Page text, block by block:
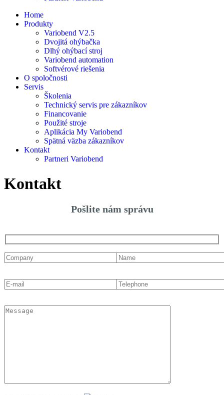
Home
Produkty
Variobend V2.5
Dvojitá ohýbačka
Dlhý ohýbací stroj
Variobend automation
Softvérové riešenia
O spoločnosti
Servis
Školenia
Technický servis pre zákazníkov
Financovanie
Použité stroje
Aplikácia My Variobend
Spätná väzba zákazníkov
Kontakt
Partneri Variobend
Kontakt
Pošlite nám správu